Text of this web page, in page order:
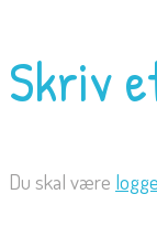
Skriv
Du skal være